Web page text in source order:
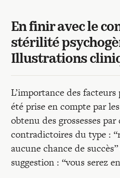
En finir avec le
stérilité
Illustrations
L’importance des
été prise en compte par
obtenu des grossesses
contradictoires du type :
aucune chance de
suggestion : “vous serez